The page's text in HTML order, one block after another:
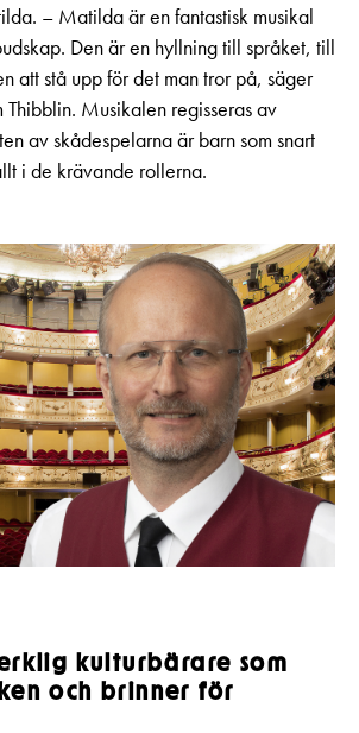
– Matilda är en fantastisk musikal
Den är en hyllning till språket, till
att stå upp för det man tror på, säger
Thibblin. Musikalen regisseras av
av skådespelarna är barn som snart
i de krävande rollerna.
kulturbärare som
och brinner för